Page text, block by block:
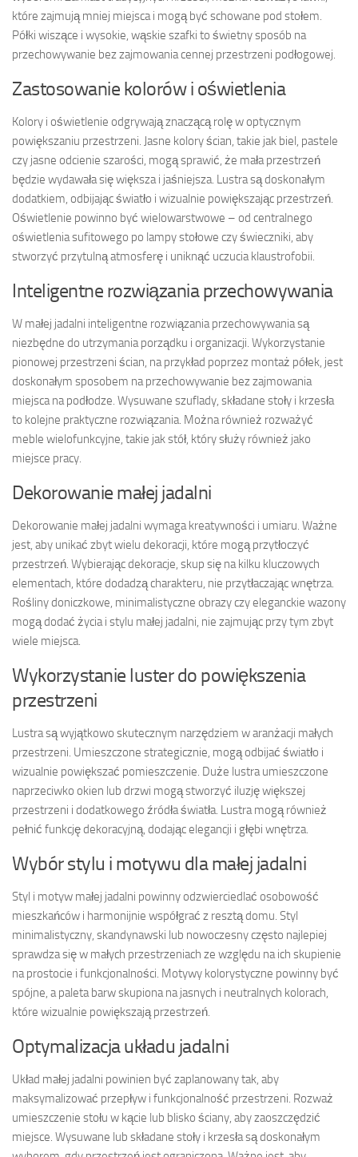
które zajmują mniej miejsca i mogą być schowane pod stołem.
Półki wiszące i wysokie, wąskie szafki to świetny sposób na
przechowywanie bez zajmowania cennej przestrzeni podłogowej.
Zastosowanie kolorów i oświetlenia
Kolory i oświetlenie odgrywają znaczącą rolę w optycznym
powiększaniu przestrzeni. Jasne kolory ścian, takie jak biel, pastele
czy jasne odcienie szarości, mogą sprawić, że mała przestrzeń
będzie wydawała się większa i jaśniejsza. Lustra są doskonałym
dodatkiem, odbijając światło i wizualnie powiększając przestrzeń.
Oświetlenie powinno być wielowarstwowe – od centralnego
oświetlenia sufitowego po lampy stołowe czy świeczniki, aby
stworzyć przytulną atmosferę i uniknąć uczucia klaustrofobii.
Inteligentne rozwiązania przechowywania
W małej jadalni inteligentne rozwiązania przechowywania są
niezbędne do utrzymania porządku i organizacji. Wykorzystanie
pionowej przestrzeni ścian, na przykład poprzez montaż półek, jest
doskonałym sposobem na przechowywanie bez zajmowania
miejsca na podłodze. Wysuwane szuflady, składane stoły i krzesła
to kolejne praktyczne rozwiązania. Można również rozważyć
meble wielofunkcyjne, takie jak stół, który służy również jako
miejsce pracy.
Dekorowanie małej jadalni
Dekorowanie małej jadalni wymaga kreatywności i umiaru. Ważne
jest, aby unikać zbyt wielu dekoracji, które mogą przytłoczyć
przestrzeń. Wybierając dekoracje, skup się na kilku kluczowych
elementach, które dodadzą charakteru, nie przytłaczając wnętrza.
Rośliny doniczkowe, minimalistyczne obrazy czy eleganckie wazony
mogą dodać życia i stylu małej jadalni, nie zajmując przy tym zbyt
wiele miejsca.
Wykorzystanie luster do powiększenia
przestrzeni
Lustra są wyjątkowo skutecznym narzędziem w aranżacji małych
przestrzeni. Umieszczone strategicznie, mogą odbijać światło i
wizualnie powiększać pomieszczenie. Duże lustra umieszczone
naprzeciwko okien lub drzwi mogą stworzyć iluzję większej
przestrzeni i dodatkowego źródła światła. Lustra mogą również
pełnić funkcję dekoracyjną, dodając elegancji i głębi wnętrza.
Wybór stylu i motywu dla małej jadalni
Styl i motyw małej jadalni powinny odzwierciedlać osobowość
mieszkańców i harmonijnie współgrać z resztą domu. Styl
minimalistyczny, skandynawski lub nowoczesny często najlepiej
sprawdza się w małych przestrzeniach ze względu na ich skupienie
na prostocie i funkcjonalności. Motywy kolorystyczne powinny być
spójne, a paleta barw skupiona na jasnych i neutralnych kolorach,
które wizualnie powiększają przestrzeń.
Optymalizacja układu jadalni
Układ małej jadalni powinien być zaplanowany tak, aby
maksymalizować przepływ i funkcjonalność przestrzeni. Rozważ
umieszczenie stołu w kącie lub blisko ściany, aby zaoszczędzić
miejsce. Wysuwane lub składane stoły i krzesła są doskonałym